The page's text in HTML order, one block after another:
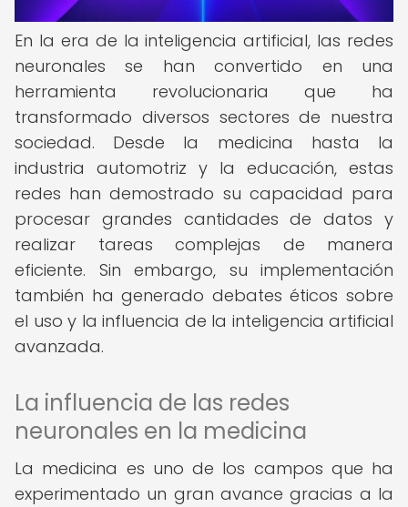
En la era de la inteligencia artificial, las redes
neuronales se han convertido en una
herramienta revolucionaria que ha
transformado diversos sectores de nuestra
sociedad. Desde la medicina hasta la
industria automotriz y la educación, estas
redes han demostrado su capacidad para
procesar grandes cantidades de datos y
realizar tareas complejas de manera
eficiente. Sin embargo, su implementación
también ha generado debates éticos sobre
el uso y la influencia de la inteligencia artificial
avanzada.
La influencia de las redes
neuronales en la medicina
La medicina es uno de los campos que ha
experimentado un gran avance gracias a la